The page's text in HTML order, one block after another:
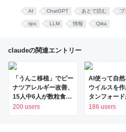
AI ChatGPT あとで読む プ
tips LLM 情報 Qiita
claudeの関連エントリー
「うんこ移植」でピー
ナツアレルギー改善、
15人中6人が数粒食べ
られるように ヒトの
200 users
AI使って自
ウイルスを
タンフォー
表 - 日本経済
186 users